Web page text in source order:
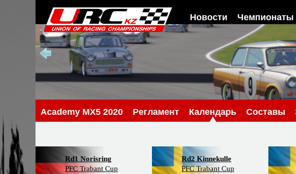
Новости Чемпионаты
Academy MX5 2020 Регламент Календарь Составы
Rd1 Norisring
PFC Trabant Cup
Rd2 Kinnekulle
PFC Trabant Cup